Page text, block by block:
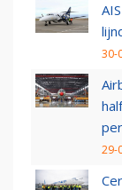
30-
29-